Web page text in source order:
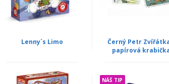
Lenny´s Limo
Černý Petr
papírová
NÁŠ TIP